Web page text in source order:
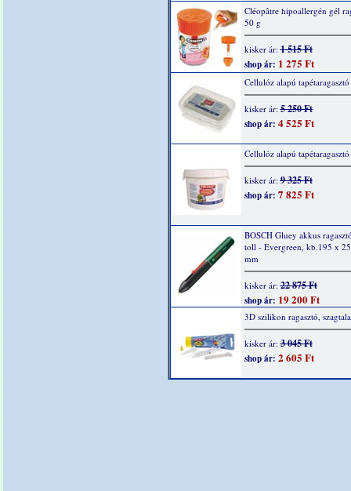
Cléopâtre hipoallergén gél
50 g
kisker ár:1 515 Ft
shop ár: 1 275 Ft
Cellulóz alapú
kisker ár:5 250 Ft
shop ár: 4 525 Ft
Cellulóz alapú
kisker ár:9 325 Ft
shop ár: 7 825 Ft
BOSCH Gluey akkus
toll - Evergreen, kb.195 x
mm
kisker ár:22 875 Ft
shop ár: 19 200 Ft
3D szilikon ragasztó,
kisker ár:3 045 Ft
shop ár: 2 605 Ft